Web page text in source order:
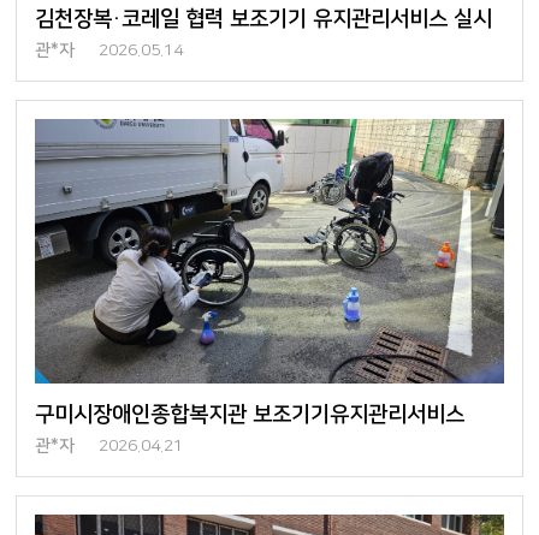
김천장복·코레일 협력 보조기기 유지관리서비스 실시
관*자 2026.05.14
구미시장애인종합복지관 보조기기유지관리서비스
관*자 2026.04.21